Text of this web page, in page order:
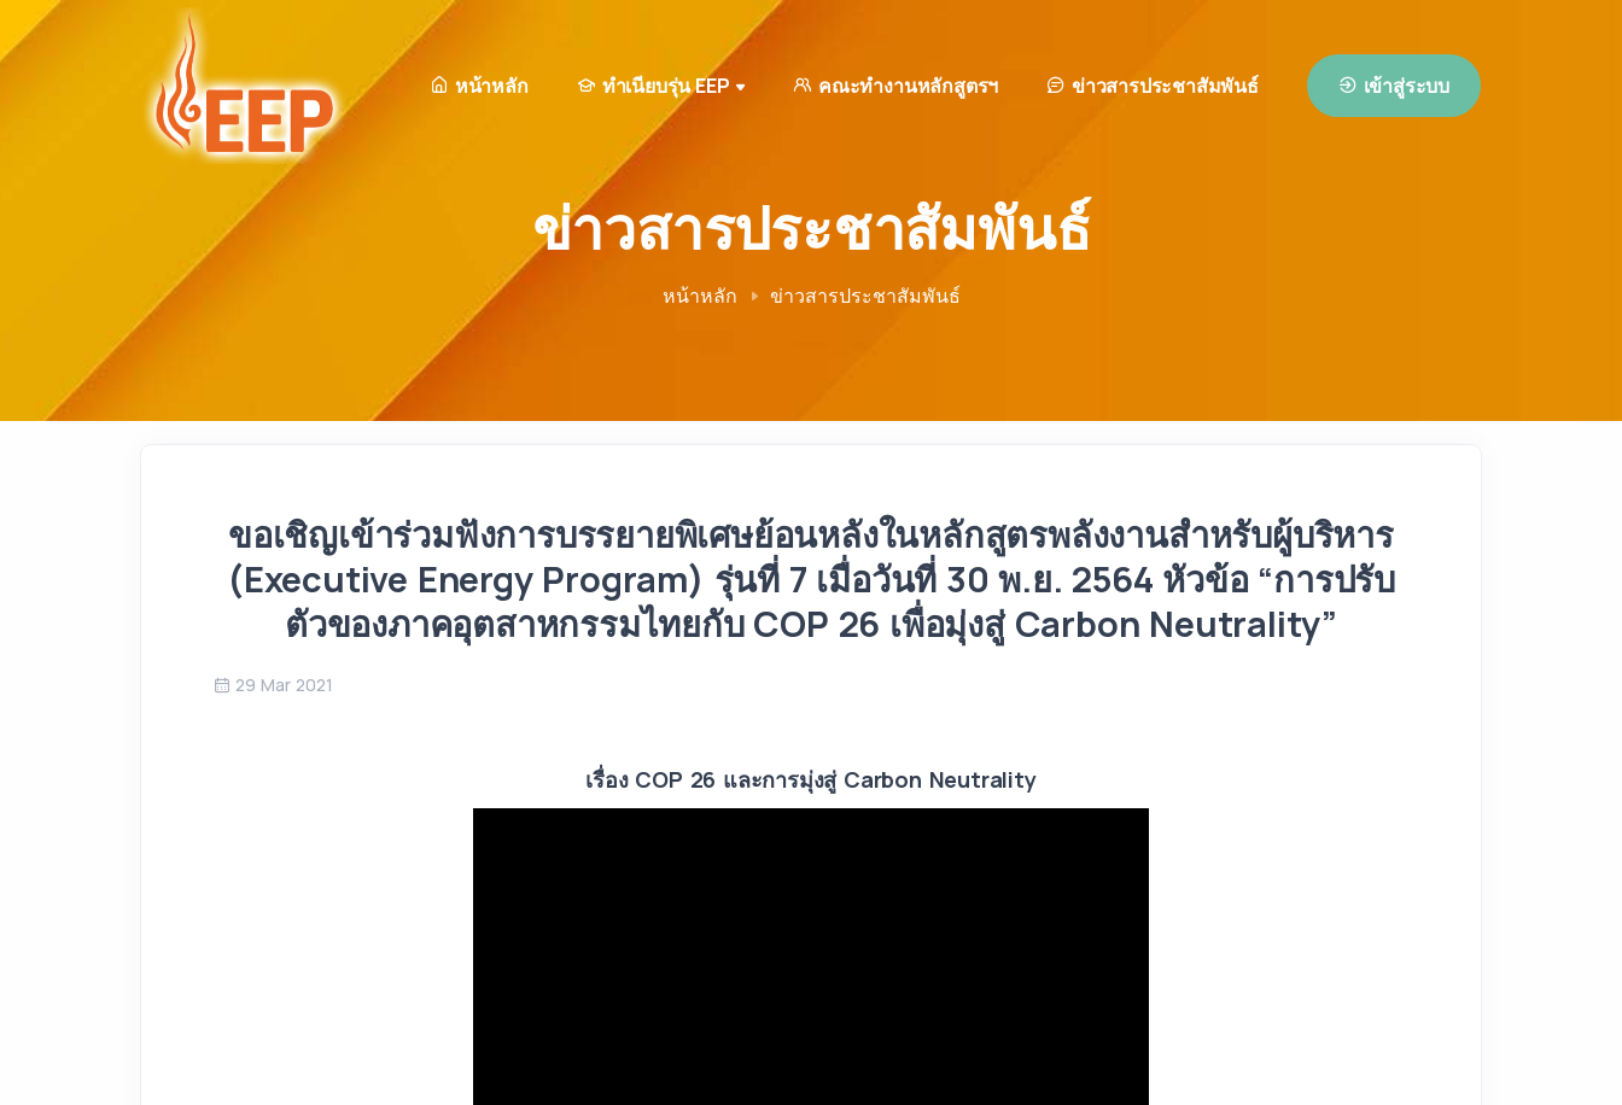
หน้าหลัก ทำเนียบรุ่น EEP คณะทำงานหลักสูตรฯ ข่าวสารประชาสัมพันธ์ เข้าสู่ระบบ
ข่าวสารประชาสัมพันธ์
หน้าหลัก ข่าวสารประชาสัมพันธ์
ขอเชิญเข้าร่วมฟังการบรรยายพิเศษย้อนหลังในหลักสูตรพลังงานสำหรับผู้บริหาร
(Executive Energy Program) รุ่นที่ 7 เมื่อวันที่ 30 พ.ย. 2564 หัวข้อ “การปรับ
ตัวของภาคอุตสาหกรรมไทยกับ COP 26 เพื่อมุ่งสู่ Carbon Neutrality”
29 Mar 2021
เรื่อง COP 26 และการมุ่งสู่ Carbon Neutrality